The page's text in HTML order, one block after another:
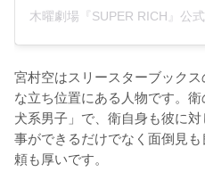
宮村空はスリースターブック
な立ち位置にある人物です。
犬系男子」で、衛自身も彼に
事ができるだけでなく面倒見
頼も厚いです。